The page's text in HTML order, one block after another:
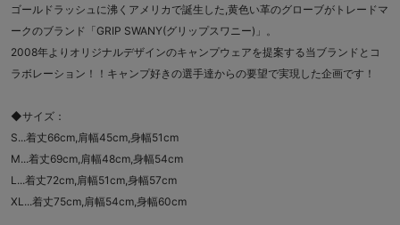
ゴールドラッシュに沸くアメリカで誕生した,黄色い革のグローブがトレードマ
ークのブランド「GRIP SWANY(グリップスワニー)」。
2008年よりオリジナルデザインのキャンプウェアを提案する当ブランドとコ
ラボレーション！！キャンプ好きの選手達からの要望で実現した企画です！
◆サイズ：
S...着丈66cm,肩幅45cm,身幅51cm
M...着丈69cm,肩幅48cm,身幅54cm
L...着丈72cm,肩幅51cm,身幅57cm
XL...着丈75cm,肩幅54cm,身幅60cm